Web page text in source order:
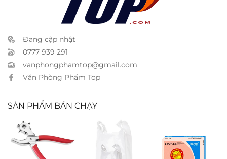
Đang cập nhật
0777 939 291
vanphongphamtop@gmail.com
Văn Phòng Phẩm Top
SẢN PHẨM BÁN CHẠY
Bấm lổ da
Túi xốp trắng
2kg 23×38
Kim bấm
Kanex 23/10